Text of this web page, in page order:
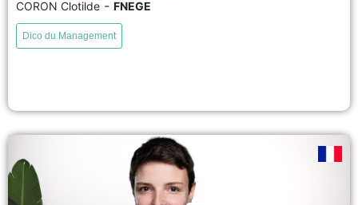
L'analytique RH peut être défini de cette manière : pratique RH, rendue
possible par les technologies de l’information, qui utilise des analyses
descriptives, visuelles et statistiques des données liées aux processus RH,
voir
CORON Clotilde - FNEGE
Dico du Management